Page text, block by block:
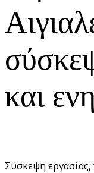
και
Σύσκεψη